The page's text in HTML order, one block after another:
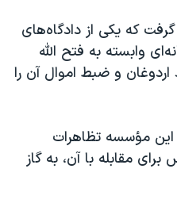
ایرانکه یکی از دادگاه‌های
وابسته به فتح الله
و ضبط اموال آن را
این مؤسسه تظاهرات
مقابله با آن، به گاز